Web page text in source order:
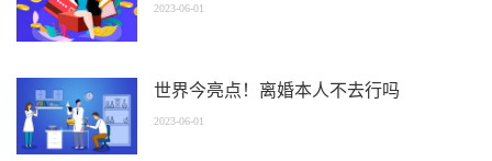
2023-06-01
世界今亮点！离婚本人不去行吗
2023-06-01